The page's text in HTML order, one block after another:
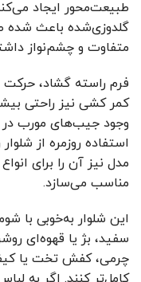
طبیعت‌محور ایجاد
گلدوزی‌شده باعث شده
متفاوت و چشم‌نواز
فرم راسته گشاد، حرکت
کمر کشی نیز راحتی
وجود جیب‌های مورب در
استفاده روزمره از
مدل نیز آن را برای
مناسب می‌سازد.
این شلوار به‌خوبی با
سفید، بژ یا قهوه‌ای
چرمی، کفش تخت یا